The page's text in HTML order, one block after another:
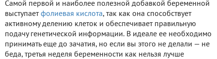
Самой первой и наиболее полезной добавкой беременной
выступает фолиевая кислота, так как она способствует
активному делению клеток и обеспечивает правильную
подачу генетической информации. В идеале ее необходимо
принимать еще до зачатия, но если вы этого не делали — не
беда, третья неделя беременности как нельзя лучше